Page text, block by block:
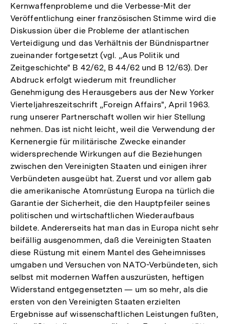
Kernwaffenprobleme und die Verbesse-Mit der
Veröffentlichung einer französischen Stimme wird die
Diskussion über die Probleme der atlantischen
Verteidigung und das Verhältnis der Bündnispartner
zueinander fortgesetzt (vgl. „Aus Politik und
Zeitgeschichte" B 42/62, B 44/62 und B 12/63). Der
Abdruck erfolgt wiederum mit freundlicher
Genehmigung des Herausgebers aus der New Yorker
Vierteljahreszeitschrift „Foreign Affairs", April 1963.
rung unserer Partnerschaft wollen wir hier Stellung
nehmen. Das ist nicht leicht, weil die Verwendung der
Kernenergie für militärische Zwecke einander
widersprechende Wirkungen auf die Beziehungen
zwischen den Vereinigten Staaten und einigen ihrer
Verbündeten ausgeübt hat. Zuerst und vor allem gab
die amerikanische Atomrüstung Europa na türlich die
Garantie der Sicherheit, die den Hauptpfeiler seines
politischen und wirtschaftlichen Wiederaufbaus
bildete. Andererseits hat man das in Europa nicht sehr
beifällig ausgenommen, daß die Vereinigten Staaten
diese Rüstung mit einem Mantel des Geheimnisses
umgaben und Versuchen von NATO-Verbündeten, sich
selbst mit modernen Waffen auszurüsten, heftigen
Widerstand entgegensetzten — um so mehr, als die
ersten von den Vereinigten Staaten erzielten
Ergebnisse auf wissenschaftlichen Leistungen fußten,